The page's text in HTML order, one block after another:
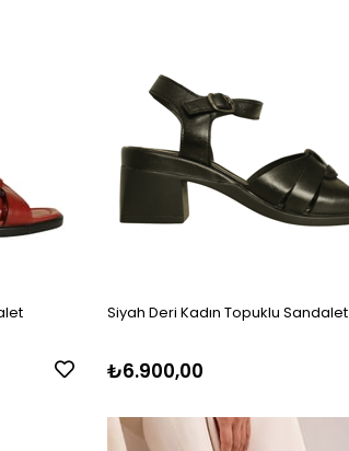
Siyah Deri Kadın Topuklu Sandalet
₺6.900,00